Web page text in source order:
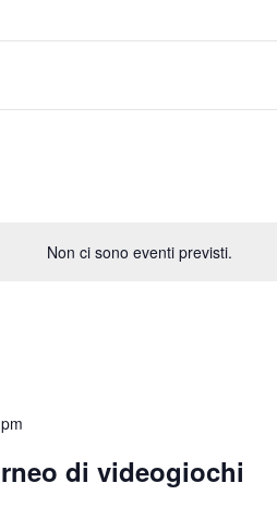
Non ci sono eventi previsti.
di videogiochi